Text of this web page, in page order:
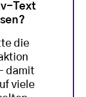
Text
die
damit
viele